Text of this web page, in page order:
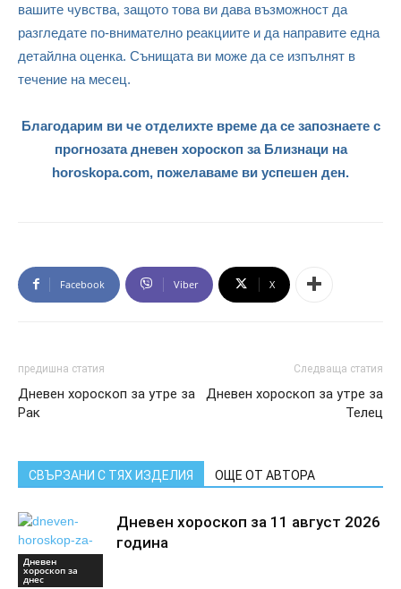
вашите чувства, защото това ви дава възможност да
разгледате по-внимателно реакциите и да направите една
детайлна оценка. Сънищата ви може да се изпълнят в
течение на месец.
Благодарим ви че отделихте време да се запознаете с
прогнозата дневен хороскоп за Близнаци на
horoskopa.com, пожелаваме ви успешен ден.
Facebook Viber X
предишна статия
Дневен хороскоп за утре за
Рак
Следваща статия
Дневен хороскоп за утре за
Телец
СВЪРЗАНИ С ТЯХ ИЗДЕЛИЯ ОЩЕ ОТ АВТОРА
Дневен
хороскоп за
днес
Дневен хороскоп за 11 август 2026
година